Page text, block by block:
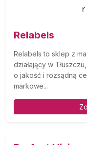
Relabels
Relabels to sklep z
działający w
o jakość i rozsądną
markowe...